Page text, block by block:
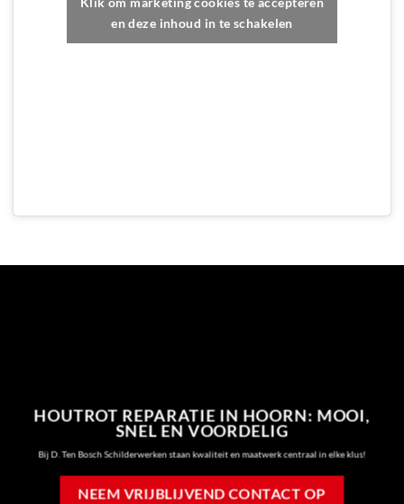
en deze inhoud in te schakelen
HOUTROT REPARATIE IN HOORN: MOOI,
SNEL EN VOORDELIG
Bij D. Ten Bosch Schilderwerken staan kwaliteit en maatwerk centraal in elke klus!
NEEM VRIJBLIJVEND CONTACT OP